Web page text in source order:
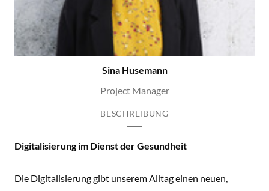
Sina Husemann
Project Manager
BESCHREIBUNG
Digitalisierung im Dienst der Gesundheit
Die Digitalisierung gibt unserem Alltag einen neuen,